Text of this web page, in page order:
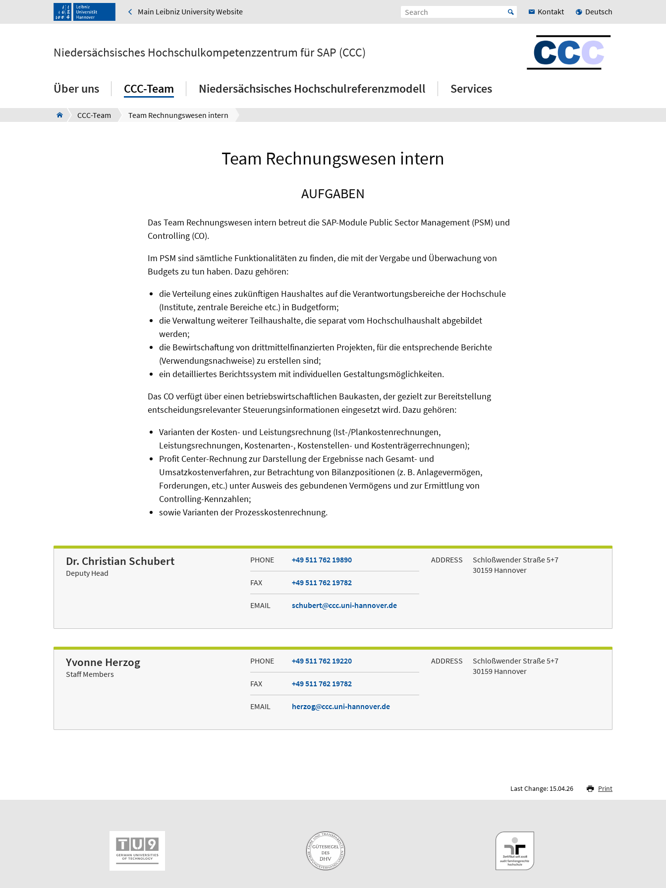
Main Leibniz University Website Kontakt Deutsch
Niedersächsisches Hochschulkompetenzzentrum für SAP (CCC)
Über uns CCC-Team Niedersächsisches Hochschulreferenzmodell Services
CCC-Team Team Rechnungswesen intern
Team Rechnungswesen intern
AUFGABEN
Das Team Rechnungswesen intern betreut die SAP-Module Public Sector Management (PSM) und
Controlling (CO).
Im PSM sind sämtliche Funktionalitäten zu finden, die mit der Vergabe und Überwachung von
Budgets zu tun haben. Dazu gehören:
die Verteilung eines zukünftigen Haushaltes auf die Verantwortungsbereiche der Hochschule
(Institute, zentrale Bereiche etc.) in Budgetform;
die Verwaltung weiterer Teilhaushalte, die separat vom Hochschulhaushalt abgebildet
werden;
die Bewirtschaftung von drittmittelfinanzierten Projekten, für die entsprechende Berichte
(Verwendungsnachweise) zu erstellen sind;
ein detailliertes Berichtssystem mit individuellen Gestaltungsmöglichkeiten.
Das CO verfügt über einen betriebswirtschaftlichen Baukasten, der gezielt zur Bereitstellung
entscheidungsrelevanter Steuerungsinformationen eingesetzt wird. Dazu gehören:
Varianten der Kosten- und Leistungsrechnung (Ist-/Plankostenrechnungen,
Leistungsrechnungen, Kostenarten-, Kostenstellen- und Kostenträgerrechnungen);
Profit Center-Rechnung zur Darstellung der Ergebnisse nach Gesamt- und
Umsatzkostenverfahren, zur Betrachtung von Bilanzpositionen (z. B. Anlagevermögen,
Forderungen, etc.) unter Ausweis des gebundenen Vermögens und zur Ermittlung von
Controlling-Kennzahlen;
sowie Varianten der Prozesskostenrechnung.
Dr. Christian Schubert
Deputy Head
PHONE +49 511 762 19890
FAX +49 511 762 19782
EMAIL schubert ccc.uni-hannover.de
ADDRESS
Schloßwender Straße 5+7
30159 Hannover
Yvonne Herzog
Staff Members
PHONE +49 511 762 19220
FAX +49 511 762 19782
EMAIL herzog ccc.uni-hannover.de
ADDRESS
Schloßwender Straße 5+7
30159 Hannover
Last Change: 15.04.26 Print